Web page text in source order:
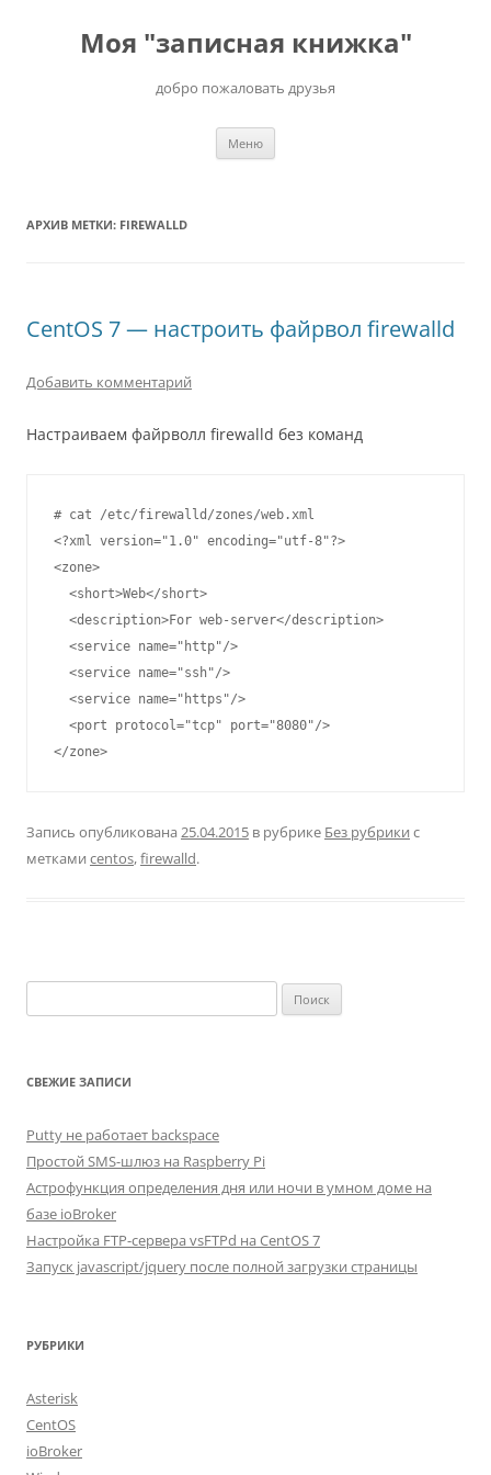
содержимомуМоя "записная книжка"
добро пожаловать друзья
Меню
АРХИВ МЕТКИ: FIREWALLD
CentOS 7 — настроить файрвол firewalld
Добавить комментарий
Настраиваем файрволл firewalld без команд
# cat /etc/firewalld/zones/web.xml
<?xml version="1.0" encoding="utf-8"?>
<zone>
  <short>Web</short>
  <description>For web-server</description>
  <service name="http"/>
  <service name="ssh"/>
  <service name="https"/>
  <port protocol="tcp" port="8080"/>
</zone>
Запись опубликована 25.04.2015 в рубрике Без рубрики с
метками centos,firewalld.
СВЕЖИЕ ЗАПИСИ
Putty не работает backspace
Простой SMS-шлюз на Raspberry Pi
Астрофункция определения дня или ночи в умном доме на
базе ioBroker
Настройка FTP-сервера vsFTPd на CentOS 7
Запуск javascript/jquery после полной загрузки страницы
РУБРИКИ
Asterisk
CentOS
ioBroker